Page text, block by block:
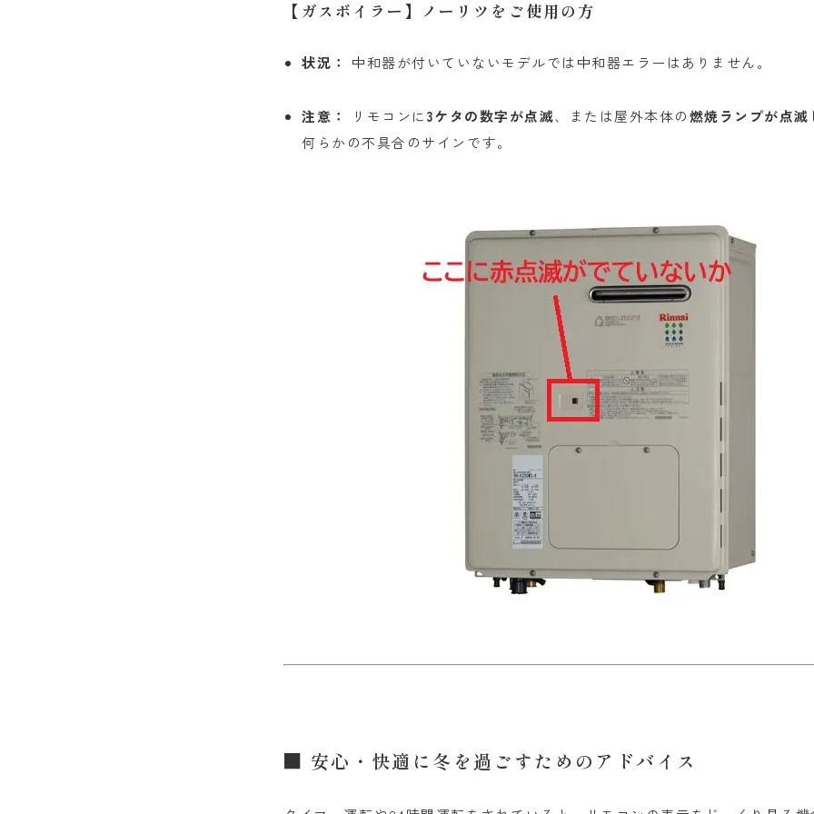
【ガスボイラー】ノーリツをご使用の方
状況： 中和器が付いていないモデルでは中和器エラーはありません。
注意： リモコンに3ケタの数字が点滅、または屋外本体の燃焼ランプが点滅
何らかの不具合のサインです。
■ 安心・快適に冬を過ごすためのアドバイス